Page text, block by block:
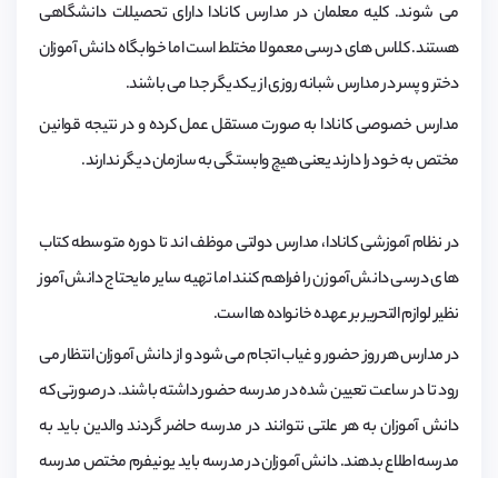
می شوند. کلیه معلمان در مدارس کانادا دارای تحصیلات دانشگاهی
هستند. کلاس های درسی معمولا مختلط است اما خوابگاه دانش آموزان
دختر و پسر در مدارس شبانه روزی از یکدیگر جدا می باشند.
مدارس خصوصی کانادا به صورت مستقل عمل کرده و در نتیجه قوانین
مختص به خود را دارند یعنی هیچ وابستگی به سازمان دیگر ندارند.
در نظام آموزشی کانادا، مدارس دولتی موظف اند تا دوره متوسطه کتاب
های درسی دانش آموزن را فراهم کنند اما تهیه سایر مایحتاج دانش آموز
نظیر لوازم التحریر بر عهده خانواده ها است.
در مدارس هر روز حضور و غیاب اتجام می شود و از دانش آموزان انتظار می
رود تا در ساعت تعیین شده در مدرسه حضور داشته باشند. در صورتی که
دانش آموزان به هر علتی نتوانند در مدرسه حاضر گردند والدین باید به
مدرسه اطلاع بدهند. دانش آموزان در مدرسه باید یونیفرم مختص مدرسه